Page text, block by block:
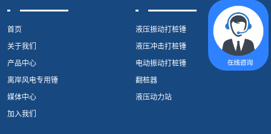
首页
关于我们
产品中心
离岸风电专用锤
媒体中心
加入我们
液压振动打桩锤
液压冲击打桩锤
电动振动打桩锤
翻桩器
液压动力站